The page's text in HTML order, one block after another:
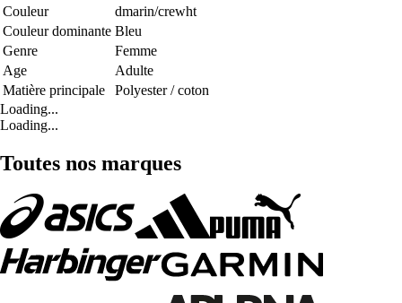
Couleur
dmarin/crewht
Couleur dominante Bleu
Genre
Femme
Age
Adulte
Matière principale
Polyester / coton
Loading...
Loading...
Toutes nos marques